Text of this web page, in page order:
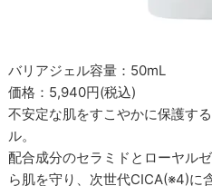
バリアジェル容量：50mL
価格：5,940円(税込)
不安定な肌をすこやかに保護す
ル。
配合成分のセラミドとローヤル
ら肌を守り、次世代CICA(※4)に